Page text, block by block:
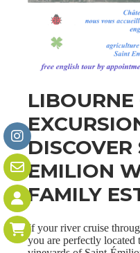
LIBOURNE
DISCOVER
EMILION
FAMILY
If your river cruise
you are perfectly